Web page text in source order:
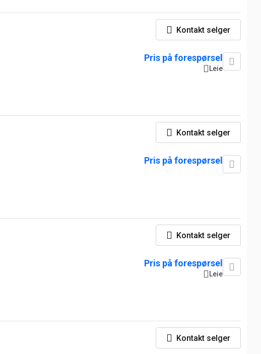
Kontakt selger
Pris på forespørsel
Leie
Kontakt selger
Pris på forespørsel
Kontakt selger
Pris på forespørsel
Leie
Kontakt selger